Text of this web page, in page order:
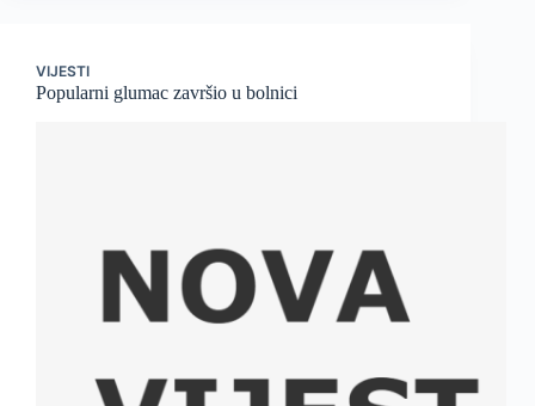
VIJESTI
Popularni glumac završio u bolnici